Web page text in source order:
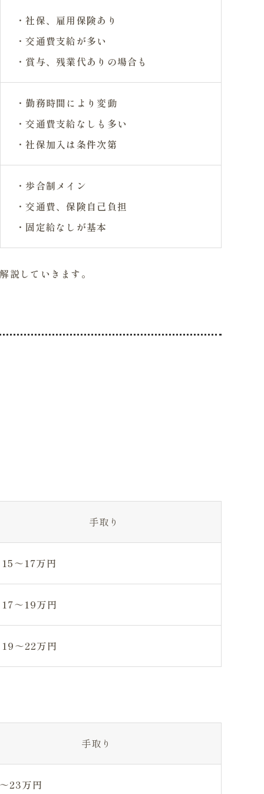
・社保、雇用保険あり
・交通費支給が多い
・賞与、残業代ありの場合も
・勤務時間により変動
・交通費支給なしも多い
・社保加入は条件次第
・歩合制メイン
・交通費、保険自己負担
・固定給なしが基本
していきます。
手取り
15～17万円
17～19万円
19～22万円
手取り
23万円